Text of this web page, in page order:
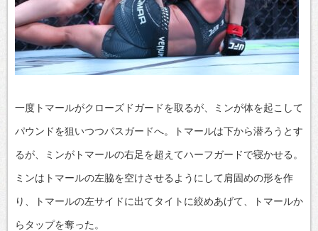
一度トマールがクローズドガードを取るが、ミンが体を起こして
パウンドを狙いつつパスガードへ。トマールは下から潜ろうとす
るが、ミンがトマールの右足を超えてハーフガードで寝かせる。
ミンはトマールの左脇を空けさせるようにして肩固めの形を作
り、トマールの左サイドに出てタイトに絞めあげて、トマールか
らタップを奪った。